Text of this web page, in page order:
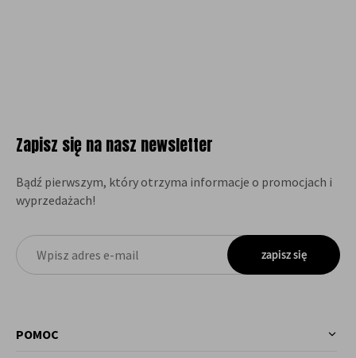
Zapisz się na nasz newsletter
Bądź pierwszym, który otrzyma informacje o promocjach i
wyprzedażach!
zapisz się
POMOC